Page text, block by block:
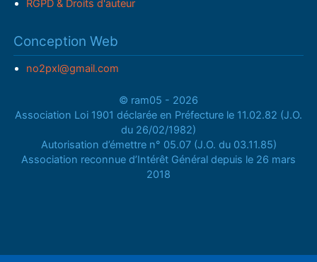
RGPD & Droits d'auteur
Conception Web
no2pxl@gmail.com
© ram05 - 2026
Association Loi 1901 déclarée en Préfecture le 11.02.82 (J.O.
du 26/02/1982)
Autorisation d’émettre n° 05.07 (J.O. du 03.11.85)
Association reconnue d’Intérêt Général depuis le 26 mars
2018